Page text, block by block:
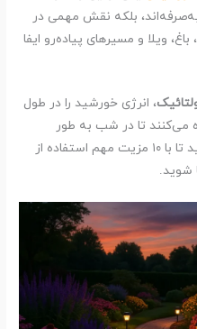
بلکه نقش مهمی در
ویلا و مسیرهای پیاده‌رو ایفا
، انرژی خورشید را در طول
می‌کنند تا در شب به طور
خودکار روشن شوند. با ما همراه باشید تا با ۱۰ مزیت مهم استفاده از
شوید.